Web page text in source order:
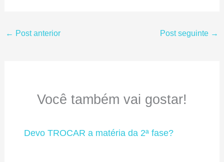
← Post anterior Post seguinte →
Você também vai gostar!
Devo TROCAR a matéria da 2ª fase?